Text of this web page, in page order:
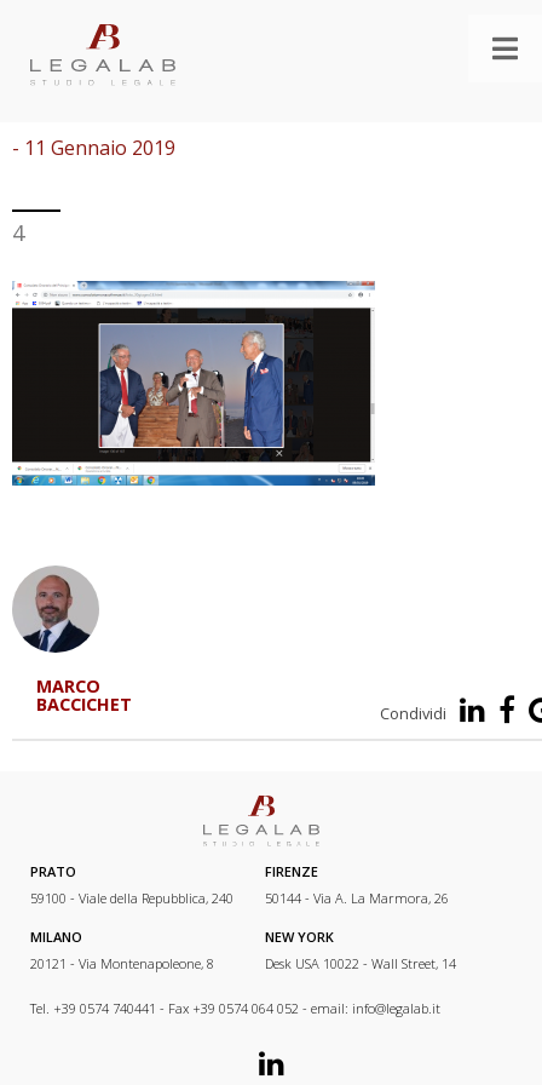
- 11 Gennaio 2019
4
MARCO
BACCICHET Condividi
PRATO
59100 - Viale della Repubblica, 240
FIRENZE
50144 - Via A. La Marmora, 26
MILANO
20121 - Via Montenapoleone, 8
NEW YORK
Desk USA 10022 - Wall Street, 14
Tel. +39 0574 740441 - Fax +39 0574 064 052 - email: info@legalab.it